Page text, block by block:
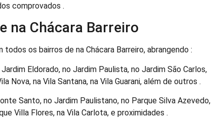
comprovados .
na Chácara Barreiro
os bairros de na Chácara Barreiro, abrangendo :
Eldorado, no Jardim Paulista, no Jardim São Carlos,
Nova, na Vila Santana, na Vila Guarani, além de outros .
Santo, no Jardim Paulistano, no Parque Silva Azevedo,
Villa Flores, na Vila Carlota, e proximidades .